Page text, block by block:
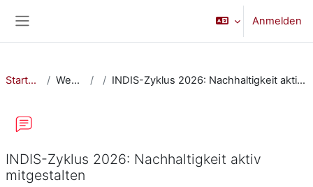
Anmelden
Startseite Website INDIS-Zyklus 2026: Nachhaltigkeit aktiv mitgestalten
INDIS-Zyklus 2026: Nachhaltigkeit aktiv
mitgestalten